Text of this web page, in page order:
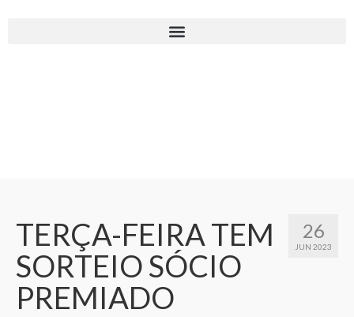
26
JUN 2023
TERÇA-FEIRA TEM
SORTEIO SÓCIO
PREMIADO